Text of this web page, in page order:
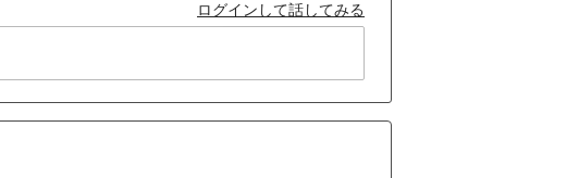
ログインして話してみる